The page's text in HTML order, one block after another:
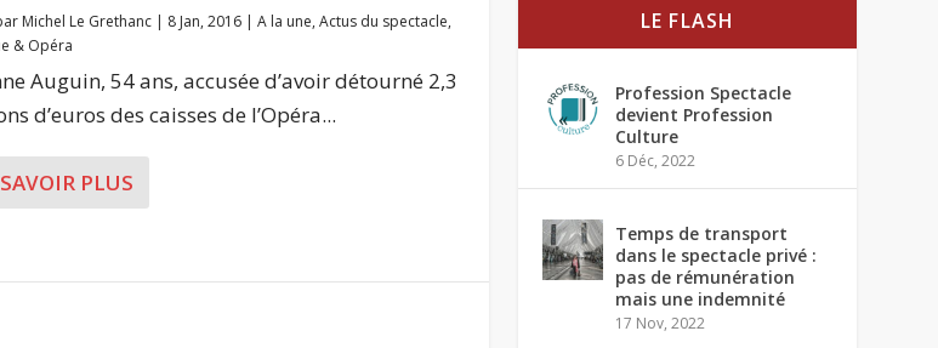
Michel Le Grethanc| 8 Jan, 2016| A la une, Actus du spectacle,
& Opéra
Auguin, 54 ans, accusée d’avoir détourné 2,3
d’euros des caisses de l’Opéra...
PLUS
LE FLASH
Profession Spectacle
devient Profession
Culture
6 Déc, 2022
Temps de transport
dans le spectacle privé :
pas de rémunération
mais une indemnité
17 Nov, 2022